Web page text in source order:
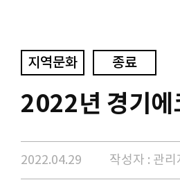
지역문화 종료
2022년 경기에
2022.04.29 작성자 : 관리